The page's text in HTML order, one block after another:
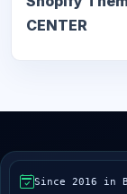
CENTER
Since 2016 in